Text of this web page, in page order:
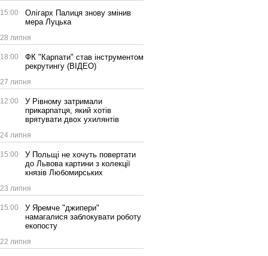
15:00
Олігарх Палиця знову змінив
мера Луцька
28 липня
18:00
ФК "Карпати" став інструментом
рекрутингу (ВІДЕО)
27 липня
12:00
У Рівному затримали
прикарпатця, який хотів
врятувати двох ухилянтів
24 липня
15:00
У Польщі не хочуть повертати
до Львова картини з колекції
князів Любомирських
23 липня
15:00
У Яремче "джипери"
намагалися заблокувати роботу
екопосту
22 липня